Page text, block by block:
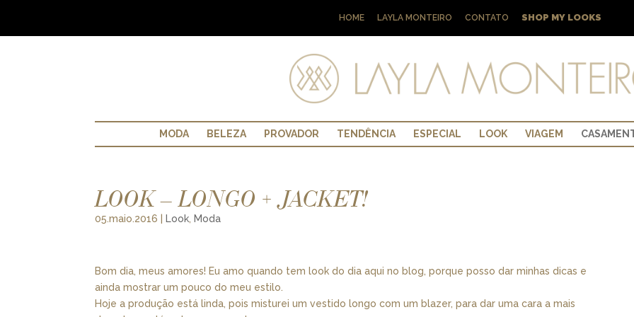
HOME LAYLA MONTEIRO CONTATO SHOP MY LOOKS
MODA BELEZA PROVADOR TENDÊNCIA ESPECIAL LOOK VIAGEM
LOOK – LONGO + JACKET!
05.maio.2016 Look, Moda
Bom dia, meus amores! Eu amo quando tem look do dia aqui no blog, porque posso dar minhas dicas e
ainda mostrar um pouco do meu estilo.
Hoje a produção está linda, pois misturei um vestido longo com um blazer, para dar uma cara a mais